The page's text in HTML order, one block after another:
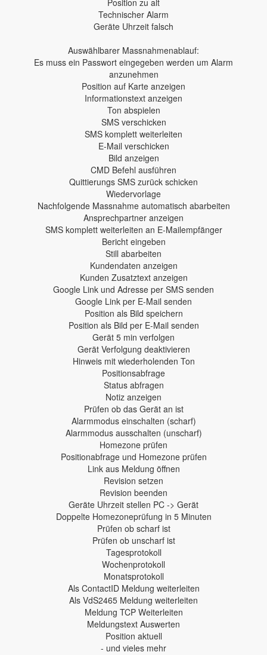
Position zu alt
Technischer Alarm
Geräte Uhrzeit falsch
Auswählbarer Massnahmenablauf:
Es muss ein Passwort eingegeben werden um Alarm
anzunehmen
Position auf Karte anzeigen
Informationstext anzeigen
Ton abspielen
SMS verschicken
SMS komplett weiterleiten
E-Mail verschicken
Bild anzeigen
CMD Befehl ausführen
Quittierungs SMS zurück schicken
Wiedervorlage
Nachfolgende Massnahme automatisch abarbeiten
Ansprechpartner anzeigen
SMS komplett weiterleiten an E-Mailempfänger
Bericht eingeben
Still abarbeiten
Kundendaten anzeigen
Kunden Zusatztext anzeigen
Google Link und Adresse per SMS senden
Google Link per E-Mail senden
Position als Bild speichern
Position als Bild per E-Mail senden
Gerät 5 min verfolgen
Gerät Verfolgung deaktivieren
Hinweis mit wiederholenden Ton
Positionsabfrage
Status abfragen
Notiz anzeigen
Prüfen ob das Gerät an ist
Alarmmodus einschalten (scharf)
Alarmmodus ausschalten (unscharf)
Homezone prüfen
Positionabfrage und Homezone prüfen
Link aus Meldung öffnen
Revision setzen
Revision beenden
Geräte Uhrzeit stellen PC -> Gerät
Doppelte Homezoneprüfung in 5 Minuten
Prüfen ob scharf ist
Prüfen ob unscharf ist
Tagesprotokoll
Wochenprotokoll
Monatsprotokoll
Als ContactID Meldung weiterleiten
Als VdS2465 Meldung weiterleiten
Meldung TCP Weiterleiten
Meldungstext Auswerten
Position aktuell
- und vieles mehr